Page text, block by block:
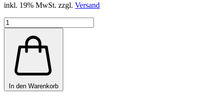
inkl. 19% MwSt. zzgl. Versand
In den Warenkorb